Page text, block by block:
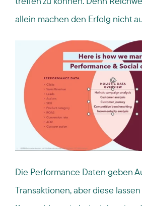
allein machen den Erfolg nicht
Die Performance Daten geben
Transaktionen, aber diese